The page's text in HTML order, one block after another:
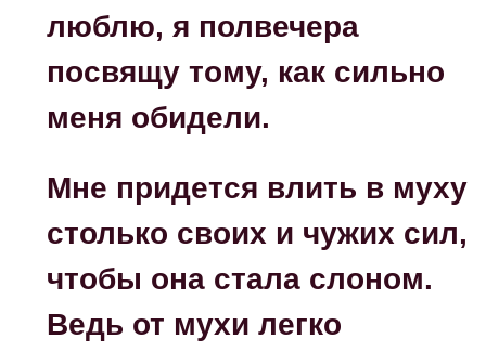
люблю, я полвечера
посвящу тому, как сильно
меня обидели.
Мне придется влить в муху
столько своих и чужих сил,
чтобы она стала слоном.
Ведь от мухи легко